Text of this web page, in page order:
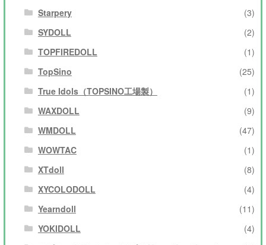
Starpery
(3)
SYDOLL
(2)
TOPFIREDOLL
(1)
TopSino
(25)
True Idols（TOPSINO工場製）
(1)
WAXDOLL
(9)
WMDOLL
(47)
WOWTAC
(1)
XTdoll
(8)
XYCOLODOLL
(4)
Yearndoll
(11)
YOKIDOLL
(4)